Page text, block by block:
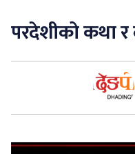
प्रवास
सुचनाहरु
परदेशीको कथा र